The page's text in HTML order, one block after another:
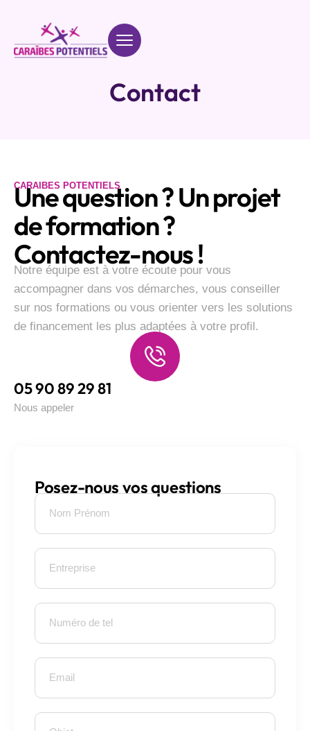
Contact
CARAIBES POTENTIELS
Une question ? Un projet
de formation ?
Contactez-nous !
Notre équipe est à votre écoute pour vous
accompagner dans vos démarches, vous conseiller
sur nos formations ou vous orienter vers les solutions
de financement les plus adaptées à votre profil.
05 90 89 29 81
Nous appeler
Posez-nous vos questions